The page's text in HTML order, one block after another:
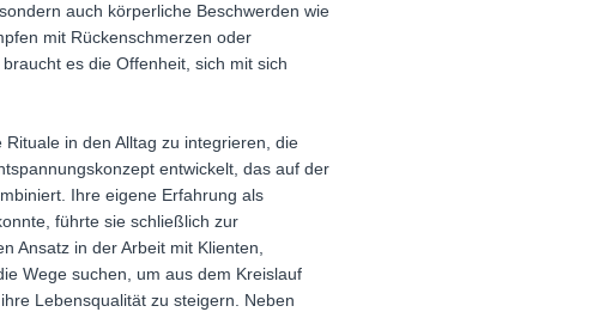
auch körperliche Beschwerden wie
mit Rückenschmerzen oder
es die Offenheit, sich mit sich
in den Alltag zu integrieren, die
entwickelt, das auf der
Ihre eigene Erfahrung als
führte sie schließlich zur
Ansatz in der Arbeit mit Klienten,
Wege suchen, um aus dem Kreislauf
Lebensqualität zu steigern. Neben